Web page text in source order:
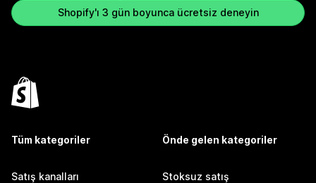
Shopify'ı 3 gün boyunca ücretsiz deneyin
Tüm kategoriler
Satış kanalları
Önde gelen kategoriler
Stoksuz satış